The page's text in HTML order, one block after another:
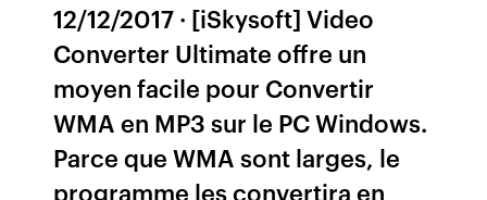
12/12/2017 · [iSkysoft] Video
Converter Ultimate offre un
moyen facile pour Convertir
WMA en MP3 sur le PC Windows.
Parce que WMA sont larges, le
programme les convertira en